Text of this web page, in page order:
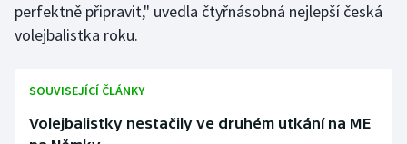
Ostatní
perfektně připravit," uvedla čtyřnásobná nejlepší česká
volejbalistka roku.
SOUVISEJÍCÍ ČLÁNKY
Volejbalistky nestačily ve druhém utkání na ME